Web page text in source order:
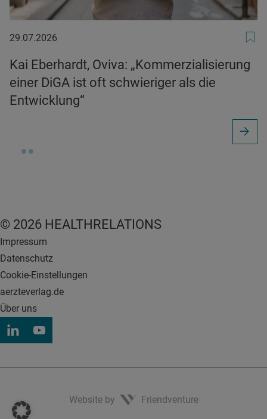
29.07.2026
29.07.2026
Kai Eberhardt, Oviva: „Kommerzialisierung
einer DiGA ist oft schwieriger als die
Entwicklung“
© 2026 HEALTHRELATIONS
Impressum
Datenschutz
Cookie-Einstellungen
aerzteverlag.de
Über uns
Website by Friendventure